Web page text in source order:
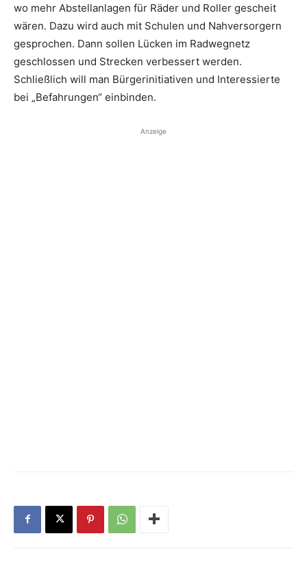
wo mehr Abstellanlagen für Räder und Roller gescheit
wären. Dazu wird auch mit Schulen und Nahversorgern
gesprochen. Dann sollen ­Lücken im Radwegnetz
geschlossen und Strecken verbessert werden.
Schließlich will man Bürgerinitiativen und Interessierte
bei „Befahrungen“ einbinden.
Anzeige